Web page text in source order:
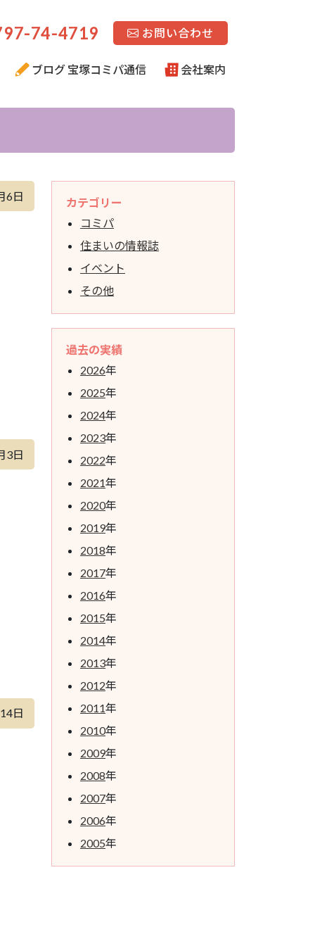
74-4719 お問い合わせ
ブログ 宝塚コミパ通信 会社案内
6日
3日
日
カテゴリー
コミパ
住まいの情報誌
イベント
その他
過去の実績
2026年
2025年
2024年
2023年
2022年
2021年
2020年
2019年
2018年
2017年
2016年
2015年
2014年
2013年
2012年
2011年
2010年
2009年
2008年
2007年
2006年
2005年